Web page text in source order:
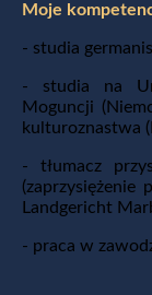
Moje
- studia
- studia na
Moguncji
kulturoznastwa
- tłumacz
Landgericht
- praca w